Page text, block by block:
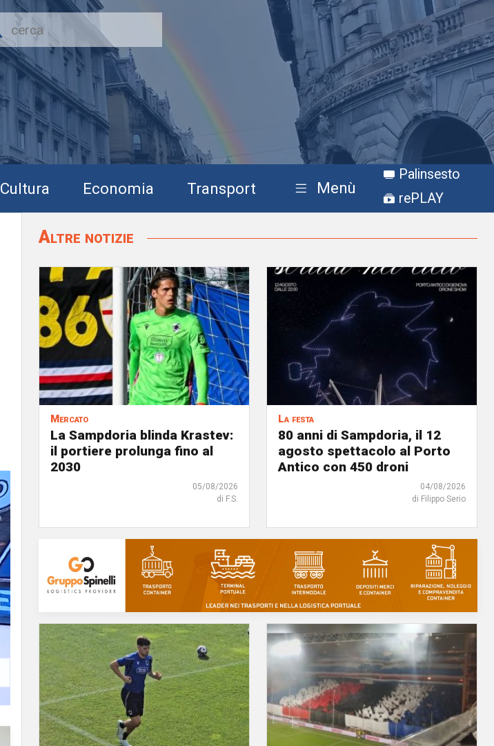
Cultura Economia Transport Menù
Palinsesto
rePLAY
Altre notizie
Mercato
La Sampdoria blinda Krastev:
il portiere prolunga fino al
2030
05/08/2026
di F.S.
La festa
80 anni di Sampdoria, il 12
agosto spettacolo al Porto
Antico con 450 droni
04/08/2026
di Filippo Serio